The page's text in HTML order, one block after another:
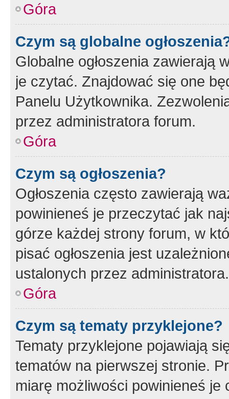
Góra
Czym są globalne
Globalne ogłoszenia zawierają
je czytać. Znajdować się one
Panelu Użytkownika.
przez administratora forum.
Góra
Czym są ogłoszenia?
Ogłoszenia często zawierają
powinieneś je przeczytać jak
górze każdej strony forum, w
pisać ogłoszenia jest
ustalonych przez administratora.
Góra
Czym są tematy przyklejone?
Tematy przyklejone pojawiają
tematów na pierwszej stronie.
miarę możliwości powinieneś je